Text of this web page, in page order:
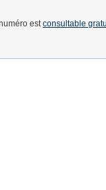
estconsultable